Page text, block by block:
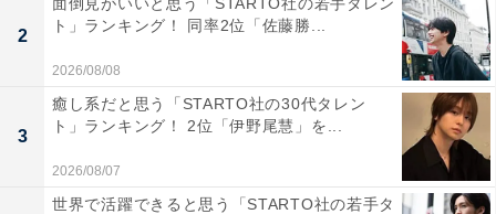
ないなと思います。気品すら感じる（51歳女性）」な
ど、“芸術作品のような顔”との声も。また、「高身長、
筋肉、顔。すべて文句なし（41歳女性）」「笑顔が素
敵、高身長、スレンダー（46歳女性）」「体つきと身長
の高さがいい！ 顔も整っている（34歳女性）」など、高
身長で筋肉質な抜群のスタイルにも称賛の声が寄せられ
ました。
2
ト」ランキング！ 同率2位「佐藤勝...
2026/08/08
3
癒し系だと思う「STARTO社の30代タレン
ト」ランキング！ 2位「伊野尾慧」を...
2026/08/07
世界で活躍できると思う「STARTO社の若手タ